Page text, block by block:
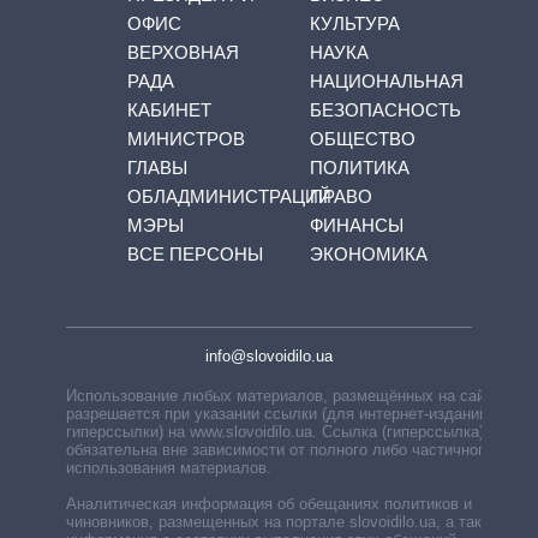
ОФИС
ВЕРХОВНАЯ
РАДА
КАБИНЕТ
МИНИСТРОВ
ГЛАВЫ
ОБЛАДМИНИСТРАЦИЙ
МЭРЫ
ВСЕ ПЕРСОНЫ
КУЛЬТУРА
НАУКА
НАЦИОНАЛЬНАЯ
БЕЗОПАСНОСТЬ
ОБЩЕСТВО
ПОЛИТИКА
ПРАВО
ФИНАНСЫ
ЭКОНОМИКА
info@slovoidilo.ua
Использование любых материалов, размещённых на сайте,
разрешается при указании ссылки (для интернет-изданий —
гиперссылки) на www.slovoidilo.ua. Ссылка (гиперссылка)
обязательна вне зависимости от полного либо частичного
использования материалов.
Аналитическая информация об обещаниях политиков и
чиновников, размещенных на портале slovoidilo.ua, а также